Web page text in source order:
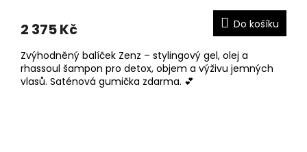
2 375 Kč Do košíku
Zvýhodněný balíček Zenz – stylingový gel, olej a
rhassoul šampon pro detox, objem a výživu jemných
vlasů. Saténová gumička zdarma. 💕